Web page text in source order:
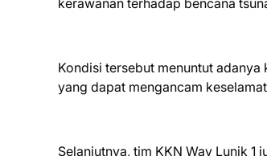
kerawanan terhadap bencana
Kondisi tersebut menuntut
yang dapat mengancam
Selanjutnya, tim KKN Way Lunik